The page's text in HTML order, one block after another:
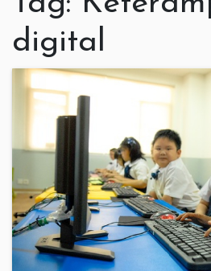
digital